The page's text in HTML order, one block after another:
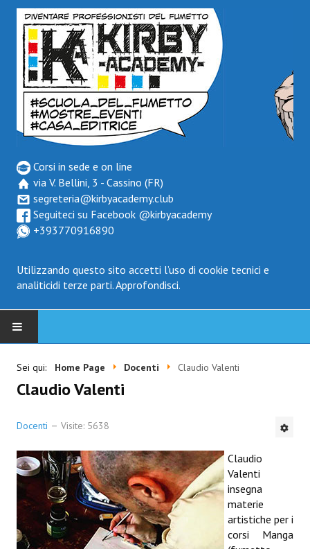
Corsi in sede e on line
via V. Bellini, 3 - Cassino (FR)
segreteria@kirbyacademy.club
Seguiteci su Facebook @kirbyacademy
+393770916890
Utilizzando questo sito accetti l’uso di cookie tecnici e
analiticidi terze parti.Approfondisci.
HOME
SCUOLA
CORSI IN SEDE E ON LINE
DOCENTI
EVENTI
PRIVACY
Sei qui: Home Page Docenti Claudio Valenti
Claudio Valenti
Docenti Visite: 5638
Claudio
Valenti
insegna
materie
artistiche per i
corsi Manga